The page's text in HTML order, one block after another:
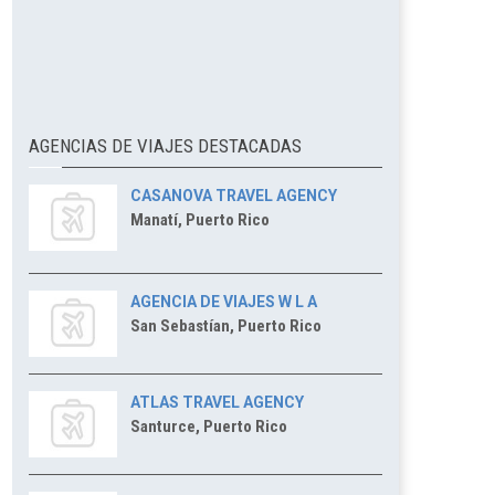
AGENCIAS DE VIAJES DESTACADAS
CASANOVA TRAVEL AGENCY
Manatí, Puerto Rico
AGENCIA DE VIAJES W L A
San Sebastían, Puerto Rico
ATLAS TRAVEL AGENCY
Santurce, Puerto Rico